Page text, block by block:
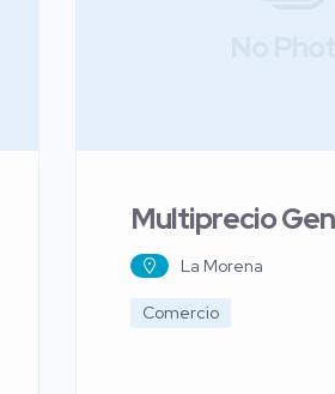
Multiprecio
La Morena
Comercio